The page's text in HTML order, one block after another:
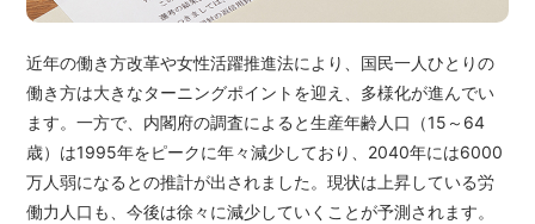
近年の働き方改革や女性活躍推進法により、国民一人ひとりの
働き方は大きなターニングポイントを迎え、多様化が進んでい
ます。一方で、内閣府の調査によると生産年齢人口（15～64
歳）は1995年をピークに年々減少しており、2040年には6000
万人弱になるとの推計が出されました。現状は上昇している労
働力人口も、今後は徐々に減少していくことが予測されます。